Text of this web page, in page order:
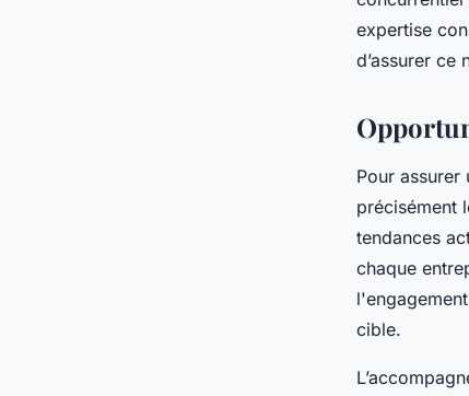
expertise
d’assurer ce
Pour assurer
précisément
tendances
chaque
cible.